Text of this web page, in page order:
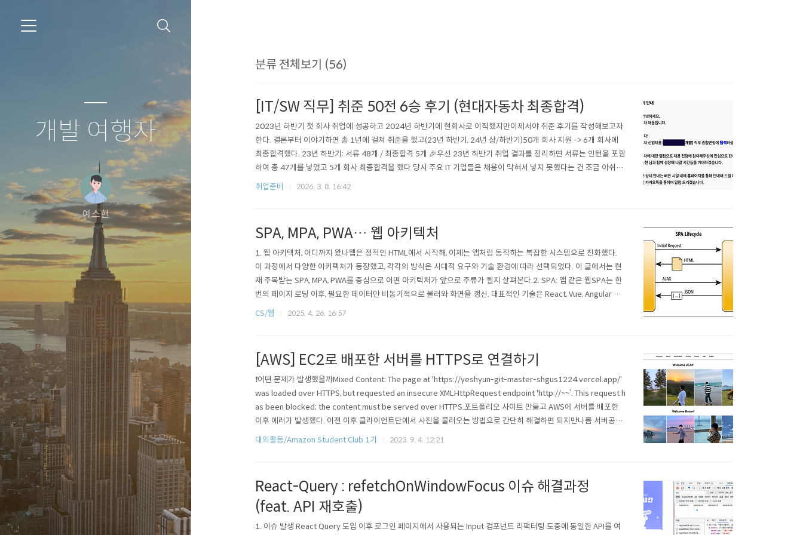
개발 여행자
예스현
분류 전체보기 (56)
[IT/SW 직무] 취준 50전 6승 후기 (현대자동차 최종합격)
2023년 하반기 첫 회사 취업에 성공하고 2024년 하반기에 현회사로 이직했지만이제서야 취준 후기를 작성해보고자
한다. 결론부터 이야기하면 총 1년에 걸쳐 취준을 했고(23년 하반기, 24년 상/하반기)50개 회사 지원 -> 6개 회사에
최종합격했다. 23년 하반기: 서류 48개 / 최종합격 5개 🎉우선 23년 하반기 취업 결과를 정리하면 서류는 인턴을 포함
하여 총 47개를 넣었고 5개 회사 최종합격을 했다.당시 주요 IT 기업들은 채용이 막혀서 넣지 못했다는 건 조금 아쉬웠
다. 📌 지원회사 (48개) 🏭 제조업(12개) : LG화학, 현대자동차, 현대모비스, KAI 한국항공우주산업, 삼성전자, SK하이
취업준비 2026. 3. 8. 16:42
SPA, MPA, PWA… 웹 아키텍처
1. 웹 아키텍처, 어디까지 왔나웹은 정적인 HTML에서 시작해, 이제는 앱처럼 동작하는 복잡한 시스템으로 진화했다.
이 과정에서 다양한 아키텍처가 등장했고, 각각의 방식은 시대적 요구와 기술 환경에 따라 선택되었다. 이 글에서는 현
재 주목받는 SPA, MPA, PWA를 중심으로 어떤 아키텍처가 앞으로 주류가 될지 살펴본다.2. SPA: 앱 같은 웹SPA는 한
번의 페이지 로딩 이후, 필요한 데이터만 비동기적으로 불러와 화면을 갱신. 대표적인 기술은 React, Vue, Angular 등
이 있으며, UX 측면에서 빠른 반응성과 모바일 친화적인 구조로 주목받고 있다.장점: 빠른 전환, 모바일 친화적단점: 초
CS/웹 2025. 4. 26. 16:57
[AWS] EC2로 배포한 서버를 HTTPS로 연결하기
❗️어떤 문제가 발생했을까Mixed Content: The page at 'https://yeshyun-git-master-shgus1224.vercel.app/'
was loaded over HTTPS, but requested an insecure XMLHttpRequest endpoint 'http://~~’. This request h
as been blocked; the content must be served over HTTPS.포트폴리오 사이트 만들고 AWS에 서버를 배포한
이후 에러가 발생했다. 이전 이후 클라이언트단에서 사진을 불러오는 방법으로 간단히 해결하면 되지만나름 서버공부
를 해보겠다고 자신감 있게 서버를 구축하고 배포했는데 에러가 발생했다.분명 로컬에서는 잘 작동했는데!! Verce..
대외활동/Amazon Student Club 1기 2023. 9. 4. 12:21
React-Query : refetchOnWindowFocus 이슈 해결과정
(feat. API 재호출)
1. 이슈 발생 React Query 도입 이후 로그인 페이지에서 사용되는 Input 컴포넌트 리팩터링 도중에 동일한 API를 여